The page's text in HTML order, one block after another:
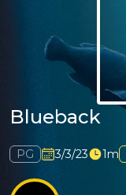
Blueback
PG 3/3/23 1m